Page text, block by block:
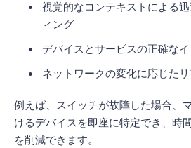
視覚的なコンテキストによる
ィング
デバイスとサービスの正確な
ネットワークの変化に応じた
例えば、スイッチが故障した場合、
けるデバイスを即座に特定でき、時
を削減できます。